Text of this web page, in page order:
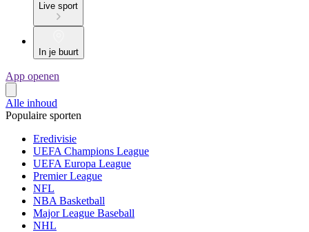
Live sport
In je buurt
App openen
Alle inhoud
Populaire sporten
Eredivisie
UEFA Champions League
UEFA Europa League
Premier League
NFL
NBA Basketball
Major League Baseball
NHL